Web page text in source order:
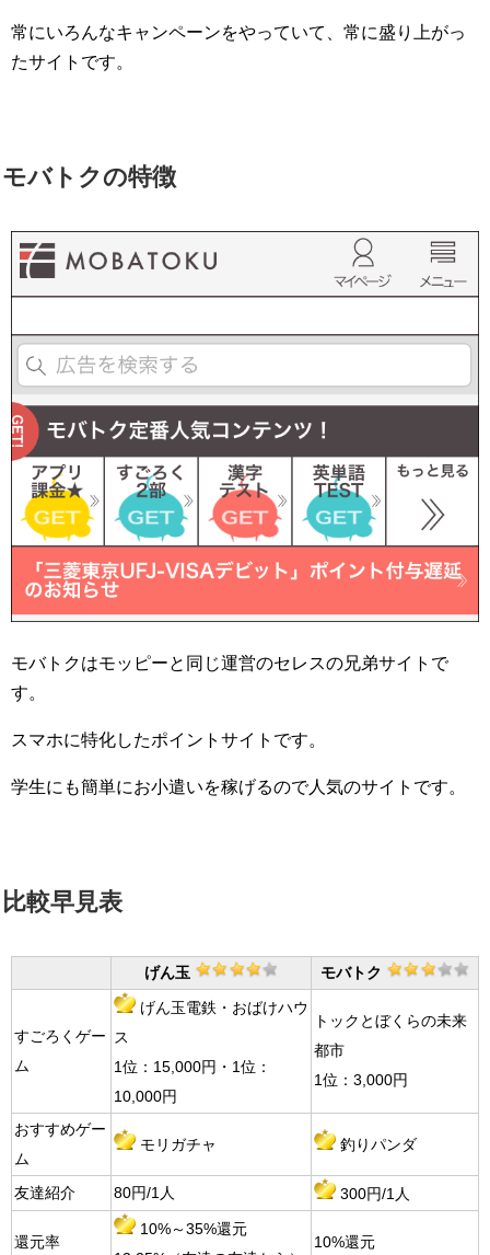
常にいろんなキャンペーンをやっていて、常に盛り上がっ
たサイトです。
モバトクの特徴
モバトクはモッピーと同じ運営のセレスの兄弟サイトで
す。
スマホに特化したポイントサイトです。
学生にも簡単にお小遣いを稼げるので人気のサイトです。
比較早見表
げん玉 モバトク
すごろくゲー
ム
げん玉電鉄・おばけハウ
ス
1位：15,000円・1位：
10,000円
トックとぼくらの未来
都市
1位：3,000円
おすすめゲー
ム
モリガチャ 釣りパンダ
友達紹介 80円/1人 300円/1人
還元率
10%～35%還元
10%還元